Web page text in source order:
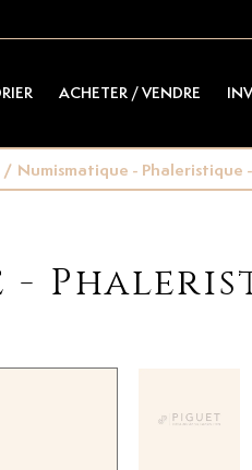
ACHETER / VENDRE
/ Numismatique -
-